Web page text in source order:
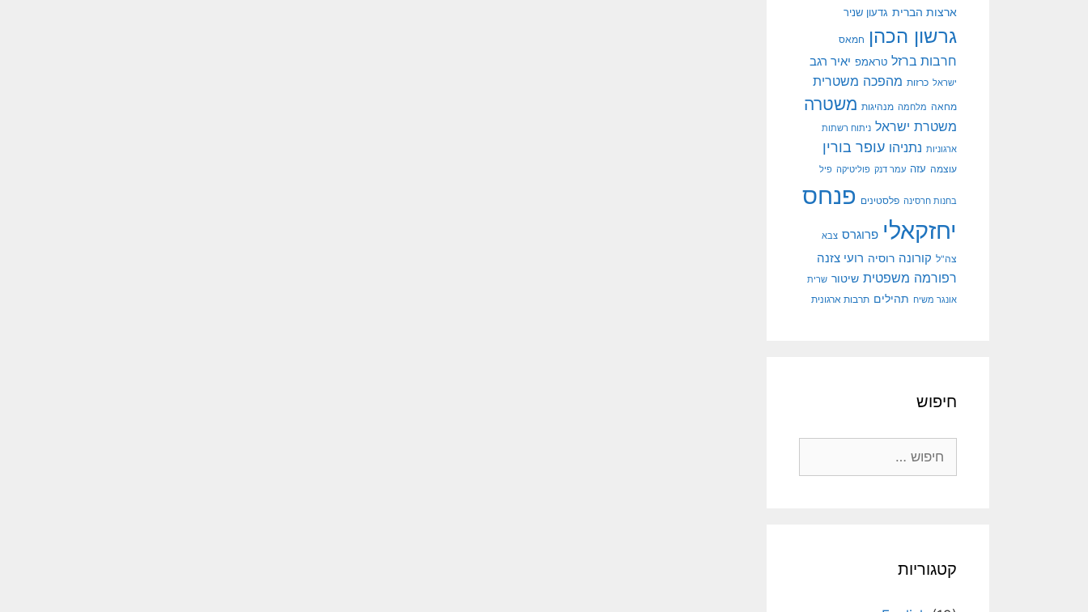
ארצות הברית גדעון שניר
גרשון הכהן חמאס
חרבות ברזל טראמפ יאיר רגב
ישראל כרזות מהפכה משטרית
מחאה מלחמה מנהיגות משטרה
משטרת ישראל ניתוח רשתות
ארגוניות נתניהו עופר בורין
עוצמה עזה עמר דנק פוליטיקה פיל
בחנות חרסינה פלסטינים פנחס
יחזקאלי פרוגרס צבא
צה"ל קורונה רוסיה רועי צזנה
רפורמה משפטית שיטור שרית
אונגר משיח תהילים תרבות ארגונית
חיפוש
קטגוריות